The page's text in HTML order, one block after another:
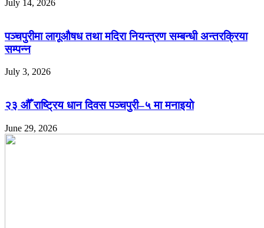
July 14, 2026
पञ्चपुरीमा लागूऔषध तथा मदिरा नियन्त्रण सम्बन्धी अन्तरक्रिया
सम्पन्न
July 3, 2026
२३ औँ राष्ट्रिय धान दिवस पञ्चपुरी–५ मा मनाइयाे
June 29, 2026